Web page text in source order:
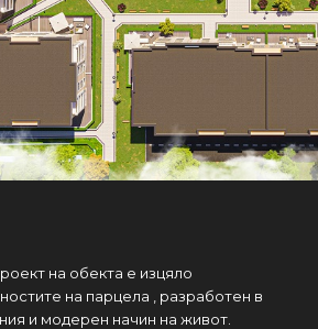
на обекта е изцяло
на парцела , разработен в
и модерен начин на живот.